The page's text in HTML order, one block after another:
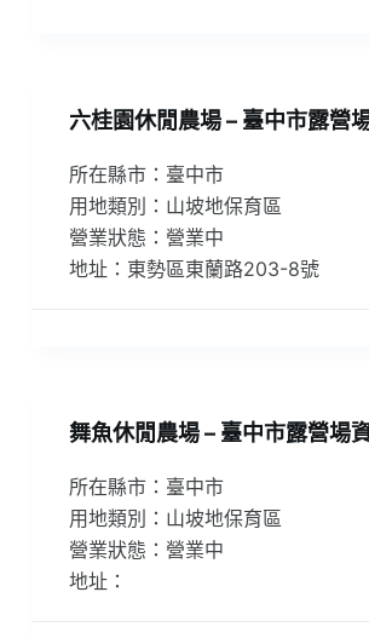
六桂園休閒農場 – 臺中市露營
所在縣市：臺中市
用地類別：山坡地保育區
營業狀態：營業中
地址：東勢區東蘭路203-8號
舞魚休閒農場 – 臺中市露營場
所在縣市：臺中市
用地類別：山坡地保育區
營業狀態：營業中
地址：